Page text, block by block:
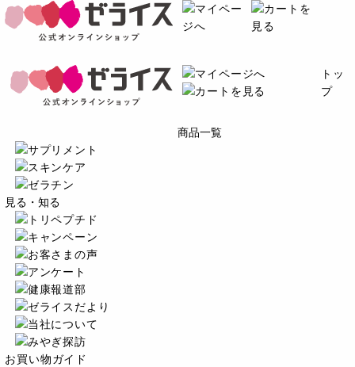
トッ
プ
商品一覧
見る・知る
お買い物ガイド